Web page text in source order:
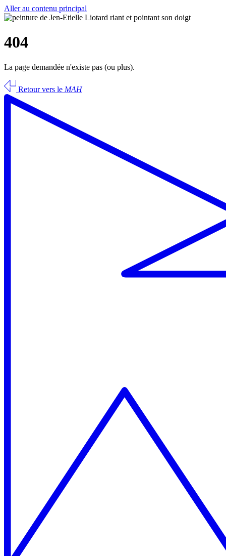
Aller au contenu principal
404
La page demandée n'existe pas (ou plus).
Retour vers le MAH